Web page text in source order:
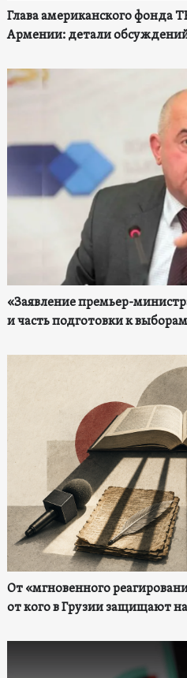
Глава американского фонда
Армении: детали
«Заявление премьер-
и часть подготовки к
От «мгновенного
от кого в Грузии защищают